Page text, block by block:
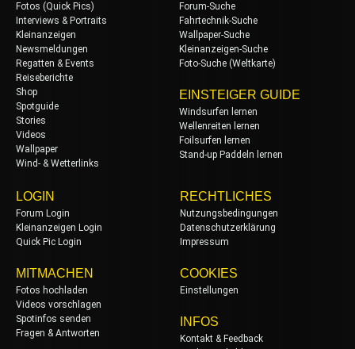
Fotos (Quick Pics)
Interviews & Portraits
Kleinanzeigen
Newsmeldungen
Regatten & Events
Reiseberichte
Shop
Spotguide
Stories
Videos
Wallpaper
Wind- & Wetterlinks
Forum-Suche
Fahrtechnik-Suche
Wallpaper-Suche
Kleinanzeigen-Suche
Foto-Suche (Weltkarte)
EINSTEIGER GUIDE
Windsurfen lernen
Wellenreiten lernen
Foilsurfen lernen
Stand-up Paddeln lernen
LOGIN
Forum Login
Kleinanzeigen Login
Quick Pic Login
MITMACHEN
Fotos hochladen
Videos vorschlagen
Spotinfos senden
Fragen & Antworten
RECHTLICHES
Nutzungsbedingungen
Datenschutzerklärung
Impressum
COOKIES
Einstellungen
INFOS
Kontakt & Feedback